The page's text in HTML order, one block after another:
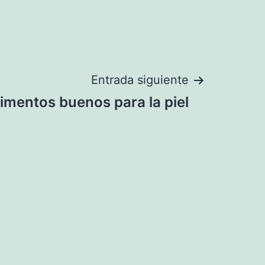
Entrada siguiente
buenos para la piel